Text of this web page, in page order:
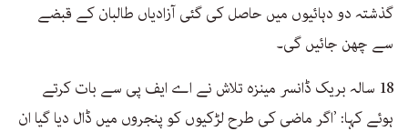
گذشتہ دو دہائیوں میں حاصل کی گئی آزادیاں طالبان کے قبضے
سے چھن جائیں گی۔
18 سالہ بریک ڈانسر مینزہ تلاش نے اے ایف پی سے بات کرتے
ہوئے کہا: ’اگر ماضی کی طرح لڑکیوں کو پنجروں میں ڈال دیا گیا ان